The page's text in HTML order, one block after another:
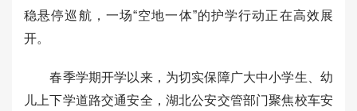
稳悬停巡航，一场“空地一体”的护学行动正在高效展
开。
春季学期开学以来，为切实保障广大中小学生、幼
儿上下学道路交通安全，湖北公安交管部门聚焦校车安